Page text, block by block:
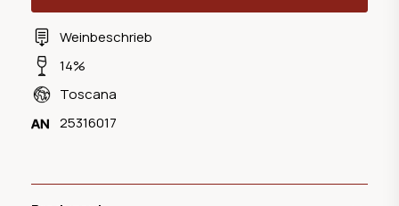
Weinbeschrieb
14%
Toscana
25316017